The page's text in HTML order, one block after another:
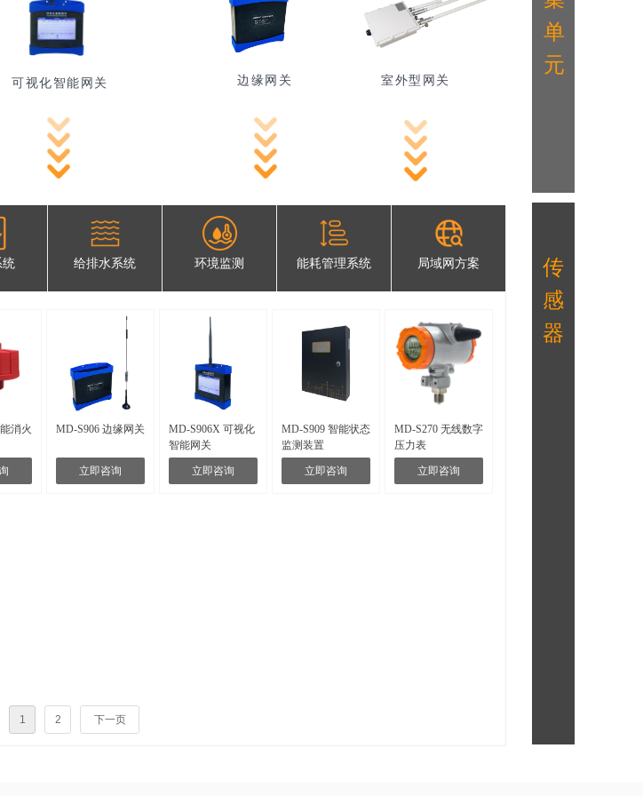
可视化智能网关 边缘网关 室外型网关
统 给排水系统 环境监测 能耗管理系统 局域网方案
消火
MD-S906 边缘网关
立即咨询
MD-S906X 可视化
智能网关
立即咨询
MD-S909 智能状态
监测装置
立即咨询
MD-S270 无线数字
压力表
立即咨询
1 2 下一页
单
元
传
感
器